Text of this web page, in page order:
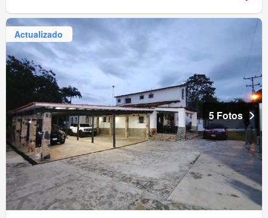
Actualizado
5 Fotos